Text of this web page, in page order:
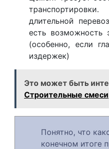
длительной
есть возможность
(особенно, если
издержек)
Это может быть
Строительные смеси
Понятно, что
конечном итоге